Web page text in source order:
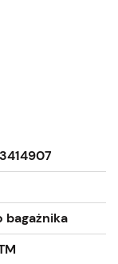
bagażnika